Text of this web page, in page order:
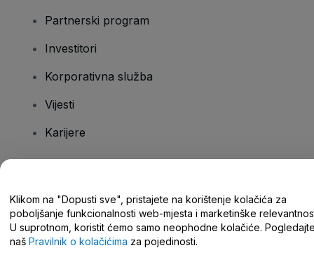
Partnerski program
Investitori
Korporativna služba
Vijesti
Karijere
Centar za pomoć/kontaktirajte nas
Klikom na "Dopusti sve", pristajete na korištenje kolačića za
poboljšanje funkcionalnosti web-mjesta i marketinške
U suprotnom, koristit ćemo samo neophodne kolačiće.
naš Pravilnik o kolačićima za pojedinosti.